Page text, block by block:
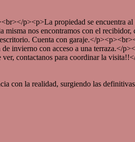
propiedad se encuentra al
nos encontramos con el
Cuenta con garaje.</
invierno con acceso a una terraza.</
contactanos para coordinar la
con la realidad, surgiendo las